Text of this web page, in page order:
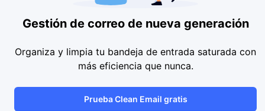
Gestión de correo de nueva generación
Organiza y limpia tu bandeja de entrada saturada con
más eficiencia que nunca.
Prueba Clean Email gratis